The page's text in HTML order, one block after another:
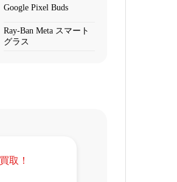
Google Pixel Buds
Ray-Ban Meta スマート
グラス
取！